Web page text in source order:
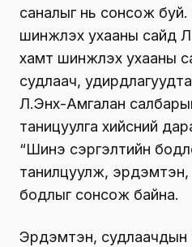
саналыг нь сонсож буй.
шинжлэх ухааны сайд
хамт шинжлэх ухааны
судлаач,
Л.Энх-Амгалан
таницуулга хийсний
“Шинэ сэргэлтийн
танилцуулж,
бодлыг сонсож байна.
Эрдэмтэн, судлаачдын